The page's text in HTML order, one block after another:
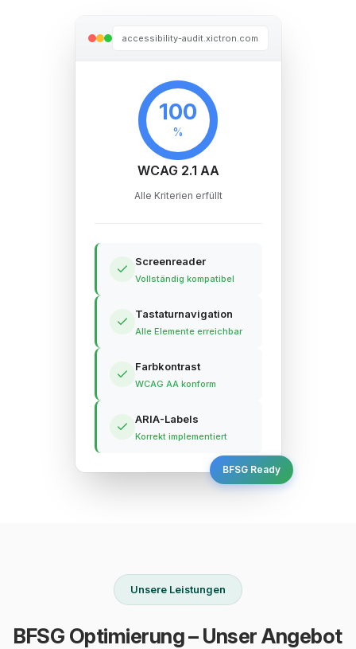
accessibility-audit.xictron.com
100
%
WCAG 2.1 AA
Alle Kriterien erfüllt
Screenreader
Vollständig kompatibel
Tastaturnavigation
Alle Elemente erreichbar
Farbkontrast
WCAG AA konform
ARIA-Labels
Korrekt implementiert
BFSG Ready
Unsere Leistungen
BFSG Optimierung – Unser Angebot